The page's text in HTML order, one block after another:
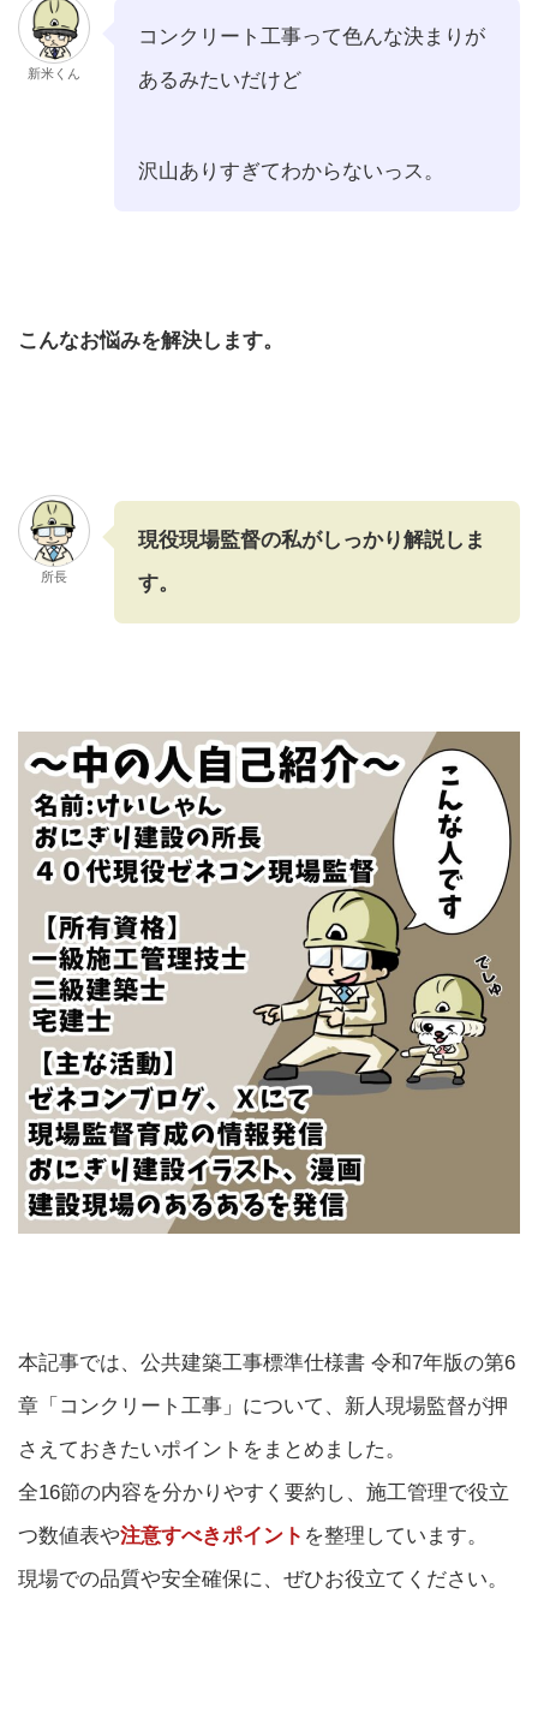
新米くん
コンクリート工事って色んな決まりが
あるみたいだけど
沢山ありすぎてわからないっス。
こんなお悩みを解決します。
所長
現役現場監督の私がしっかり解説しま
す。
本記事では、公共建築工事標準仕様書 令和7年版の第6
章「コンクリート工事」について、新人現場監督が押
さえておきたいポイントをまとめました。
全16節の内容を分かりやすく要約し、施工管理で役立
つ数値表や注意すべきポイント を整理しています。
現場での品質や安全確保に、ぜひお役立てください。